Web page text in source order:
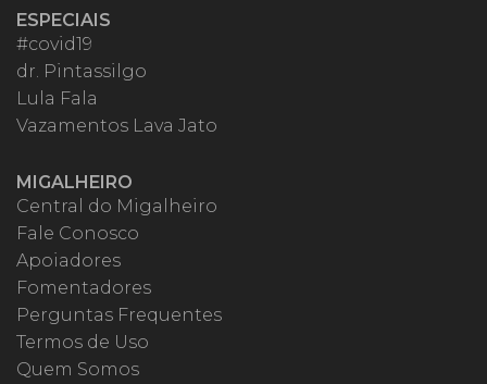
ESPECIAIS
#covid19
dr. Pintassilgo
Lula Fala
Vazamentos Lava Jato
MIGALHEIRO
Central do Migalheiro
Fale Conosco
Apoiadores
Fomentadores
Perguntas Frequentes
Termos de Uso
Quem Somos